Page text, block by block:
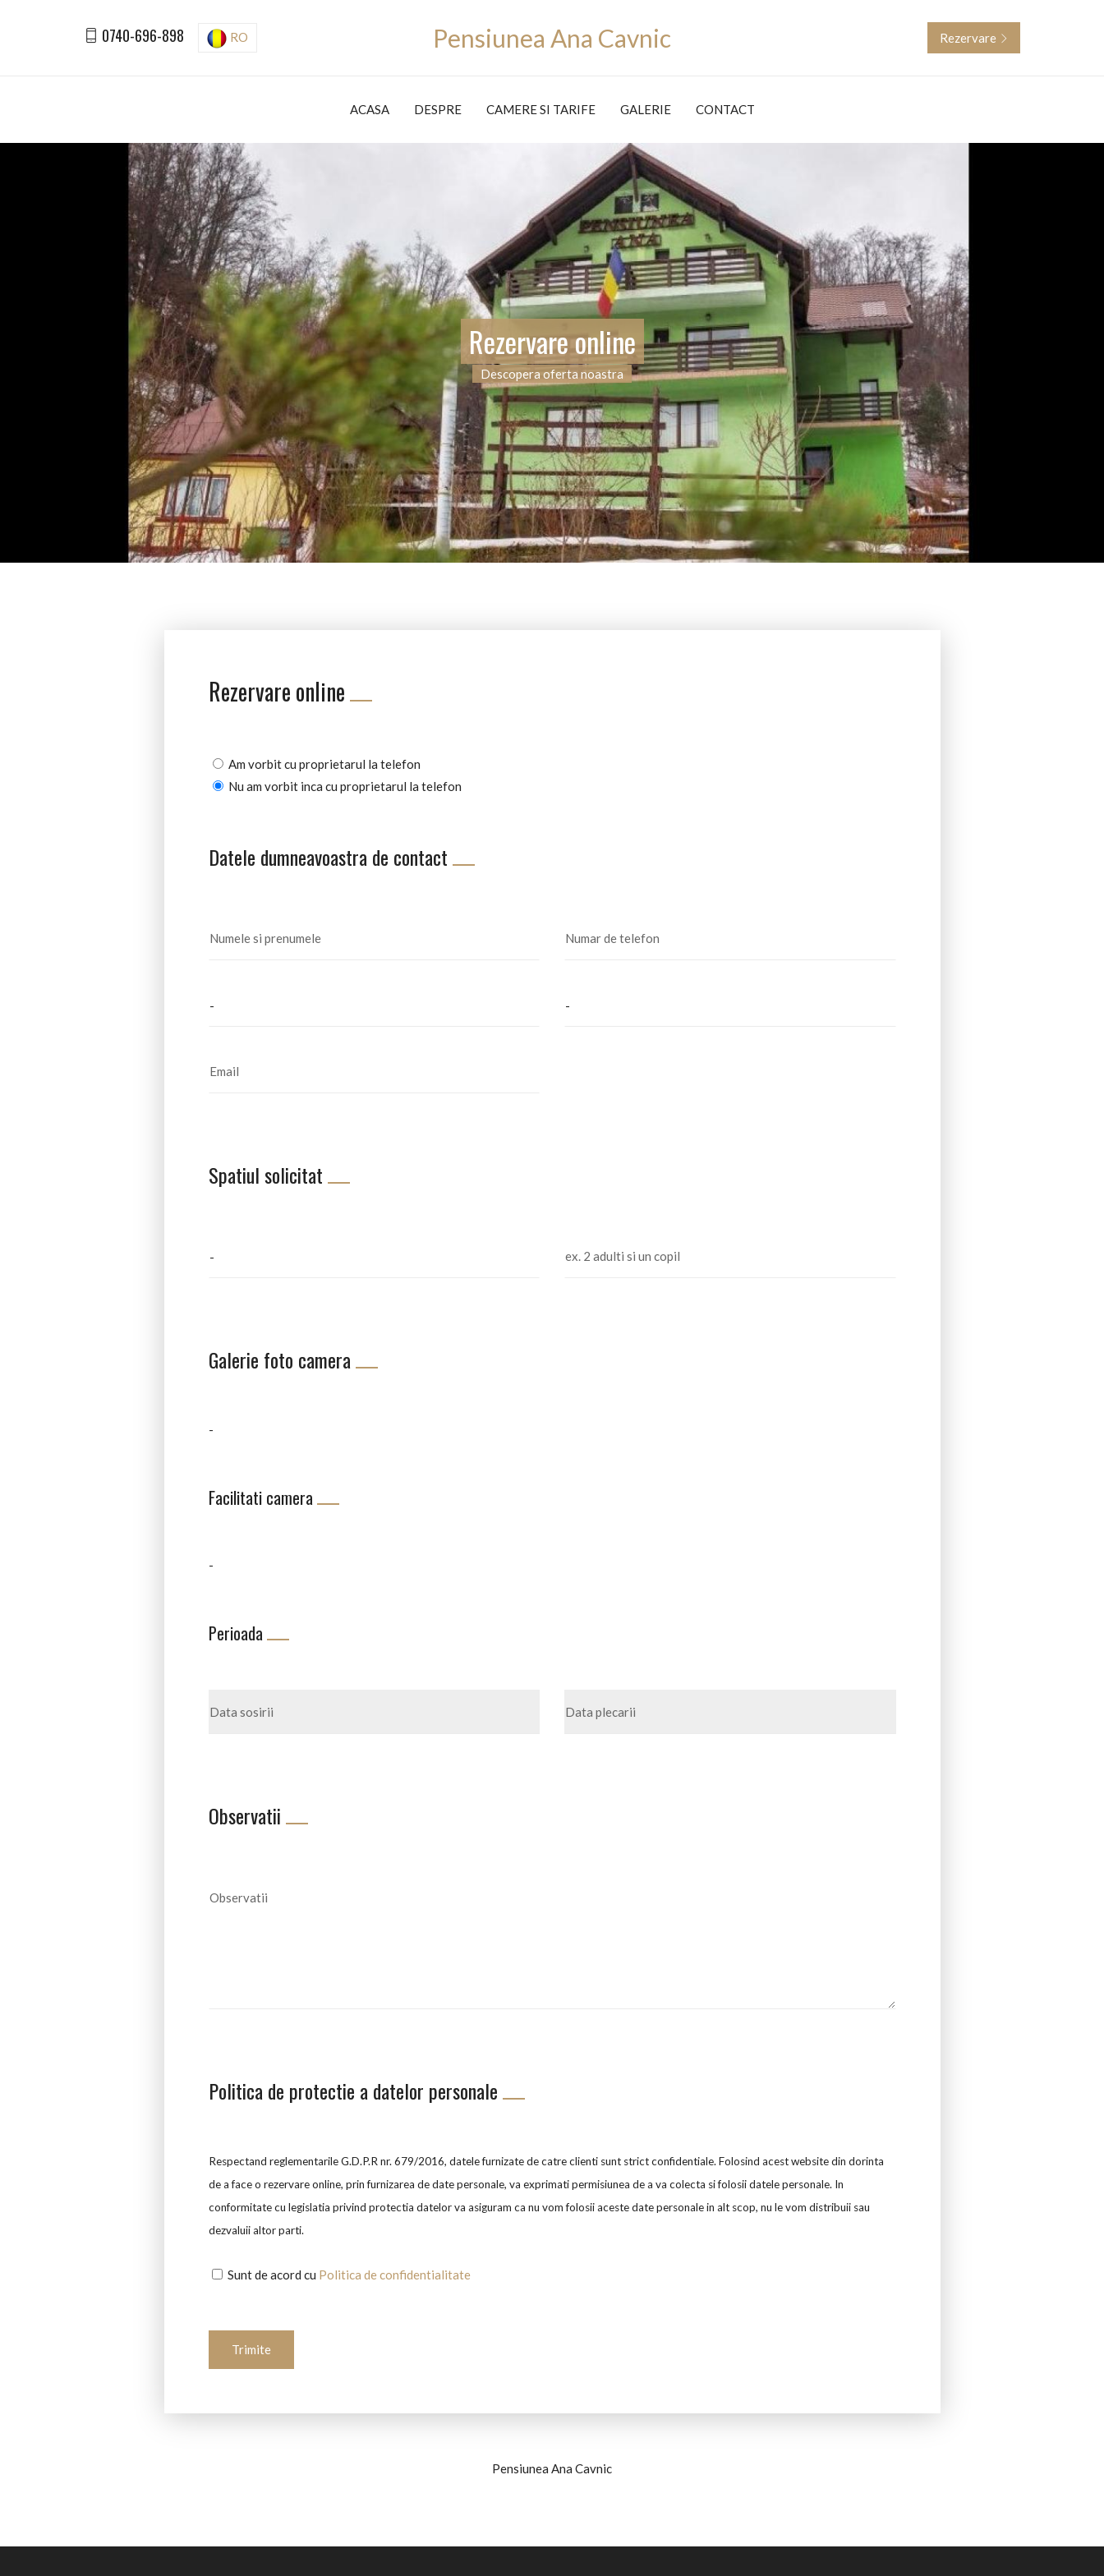
0740-696-898 RO Pensiunea Ana Cavnic Rezervare
ACASA DESPRE CAMERE SI TARIFE GALERIE CONTACT
Rezervare online
Descopera oferta noastra
Rezervare online
Am vorbit cu proprietarul la telefon
Nu am vorbit inca cu proprietarul la telefon
Datele dumneavoastra de contact
Spatiul solicitat
Galerie foto camera
-
Facilitati camera
-
Perioada
Observatii
Politica de protectie a datelor personale
Respectand reglementarile G.D.P.R nr. 679/2016, datele furnizate de catre clienti sunt strict confidentiale. Folosind acest website din dorinta
de a face o rezervare online, prin furnizarea de date personale, va exprimati permisiunea de a va colecta si folosii datele personale. In
conformitate cu legislatia privind protectia datelor va asiguram ca nu vom folosii aceste date personale in alt scop, nu le vom distribuii sau
dezvaluii altor parti.
Sunt de acord cu Politica de confidentialitate
Pensiunea Ana Cavnic